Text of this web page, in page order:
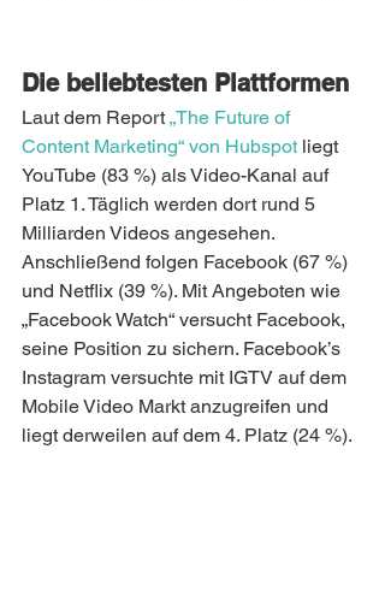
Die beliebtesten Plattformen
Laut dem Report „The Future of
Content Marketing“ von Hubspot liegt
YouTube (83 %) als Video-Kanal auf
Platz 1. Täglich werden dort rund 5
Milliarden Videos angesehen.
Anschließend folgen Facebook (67 %)
und Netflix (39 %). Mit Angeboten wie
„Facebook Watch“ versucht Facebook,
seine Position zu sichern. Facebook’s
Instagram versuchte mit IGTV auf dem
Mobile Video Markt anzugreifen und
liegt derweilen auf dem 4. Platz (24 %).